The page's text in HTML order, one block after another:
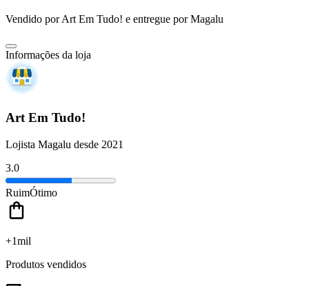
Vendido porArt Em Tudo! e entregue por Magalu
Informações da loja
Art Em Tudo!
Lojista Magalu desde 2021
3.0
RuimÓtimo
+1mil
Produtos vendidos